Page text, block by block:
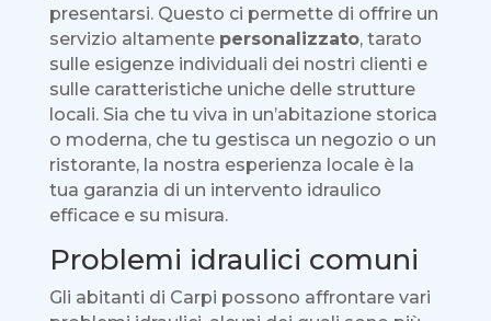
presentarsi. Questo ci permette di offrire un
servizio altamente personalizzato, tarato
sulle esigenze individuali dei nostri clienti e
sulle caratteristiche uniche delle strutture
locali. Sia che tu viva in un’abitazione storica
o moderna, che tu gestisca un negozio o un
ristorante, la nostra esperienza locale è la
tua garanzia di un intervento idraulico
efficace e su misura.
Problemi idraulici comuni
Gli abitanti di Carpi possono affrontare vari